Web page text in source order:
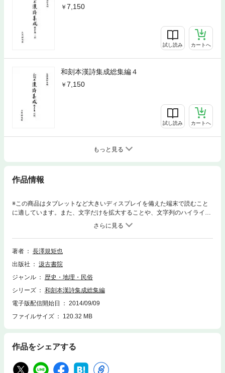
7,150
試し読み カートへ
和刻本漢詩集成総集編４
7,150
試し読み カートへ
もっと見る
作品情報
※この商品はタブレットなど大きいディスプレイを備えた端末で読むこと
に適しています。また、文字だけを拡大することや、文字列のハイライ
ト、検索、辞書の参照、引用などの機能が使用できません。古詩紀・唐人
選唐詩から中州集・明詩正声・清詩選まで60首の漢詩総集を収録。
著者
長澤規矩也
出版社
汲古書院
ジャンル
歴史・地理・民俗
シリーズ
和刻本漢詩集成総集編
電子版配信開始日
2014/09/09
ファイルサイズ
120.32 MB
作品をシェアする